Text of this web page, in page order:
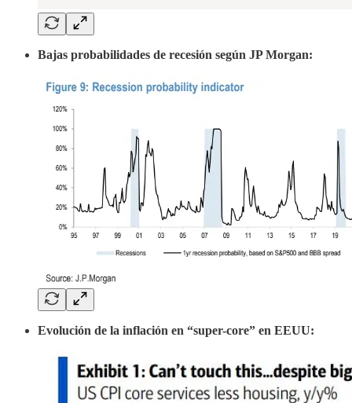
Bajas probabilidades de recesión según JP Morgan:
Evolución de la inflación en “super-core” en EEUU: